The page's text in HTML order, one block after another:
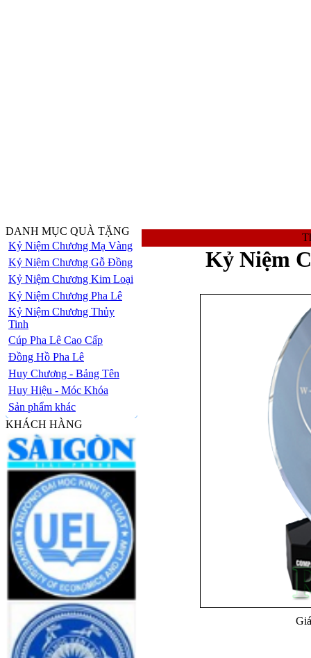
DANH MỤC QUÀ TẶNG
Kỷ Niệm Chương Mạ Vàng
Kỷ Niệm Chương Gỗ Đồng
Kỷ Niệm Chương Kim Loại
Kỷ Niệm Chương Pha Lê
Kỷ Niệm Chương Thủy
Tinh
Cúp Pha Lê Cao Cấp
Đồng Hồ Pha Lê
Huy Chương - Bảng Tên
Huy Hiệu - Móc Khóa
Sản phẩm khác
KHÁCH HÀNG
Kỷ Niệm